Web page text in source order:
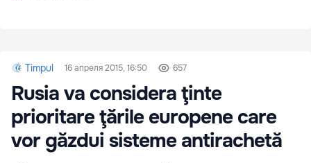
Timpul 16 апреля 2015, 16:50 657
Rusia va considera ţinte
prioritare ţările europene care
vor găzdui sisteme antirachetă